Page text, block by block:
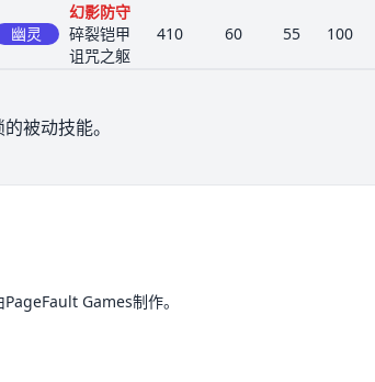
幽灵
幻影防守
碎裂铠甲
诅咒之躯
410 60 55 100
被动技能。
Games制作。